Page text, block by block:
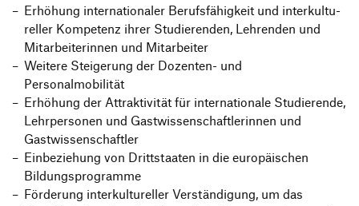
Erhö­hung inter­na­tio­naler Berufs­fä­hig­keit und inter­kul­tu­
reller Kompe­tenz ihrer Studie­renden, Lehrenden und
Mitar­bei­te­rinnen und Mitarbeiter
Weitere Stei­ge­rung der Dozenten- und
Personalmobilität
Erhö­hung der Attrak­ti­vität für inter­na­tio­nale Studie­rende,
Lehr­per­sonen und Gast­wis­sen­schaft­le­rinnen und
Gastwissenschaftler
Einbe­zie­hung von Dritt­staaten in die euro­päi­schen
Bildungsprogramme
Förde­rung inter­kul­tu­reller Verstän­di­gung, um das